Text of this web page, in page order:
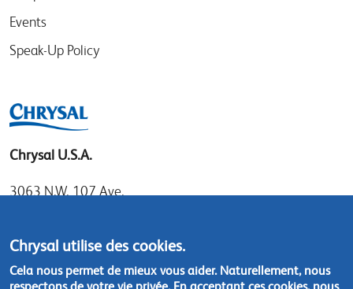
Events
Speak-Up Policy
Chrysal U.S.A.
3063 N.W. 107 Ave.
Tel: 1.800.247.9725
Local: 305.477.0112
Fax:305.477.1284
Chrysal utilise des cookies.
Cela nous permet de mieux vous aider. Naturellement, nous